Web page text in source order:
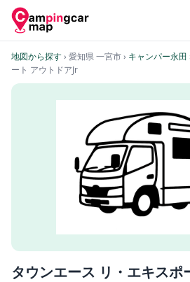
地図から探す› 愛知県 一宮市› キャンパー永田
ート アウトドアJr
タウンエース リ・エキスポ